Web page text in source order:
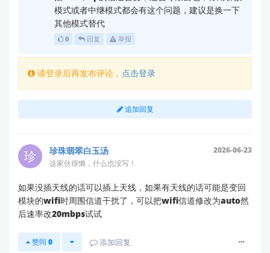
以便进一步分析：
模块固件版本号（可通过Web界面查看）
具体使用的信道和频宽设置
丢包测试时的距离和障碍物情况
https://ask.hlktech.com
注：根据我司技术规范，无线模块在不同工作模式
需确保纯AP模式下的最佳性能，建议直接配置为AP
工作模式而非桥接模式。
模式或者中继模式都会有这个问题，建议是换一下
其他模式替代
0 回复 举报
请登录后再发布评论， 点击登录
追加回复
珍珠翡翠白玉汤
2026-06-23
这家伙很懒，什么也没写！
如果没插天线的话可以插上天线，如果有天线的话可能是变回
模块的wifi时周围信道干扰了，可以把wifi信道修改为auto然
后速率改20mbps试试
赞同 0 添加回复